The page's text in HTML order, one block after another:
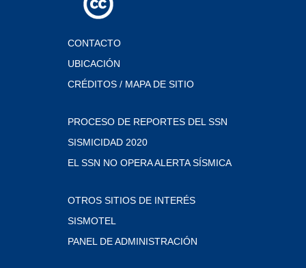
CONTACTO
UBICACIÓN
CRÉDITOS / MAPA DE SITIO
PROCESO DE REPORTES DEL SSN
SISMICIDAD 2020
EL SSN NO OPERA ALERTA SÍSMICA
OTROS SITIOS DE INTERÉS
SISMOTEL
PANEL DE ADMINISTRACIÓN